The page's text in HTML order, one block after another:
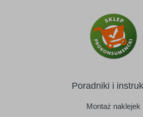
Poradniki i
Montaż naklejek